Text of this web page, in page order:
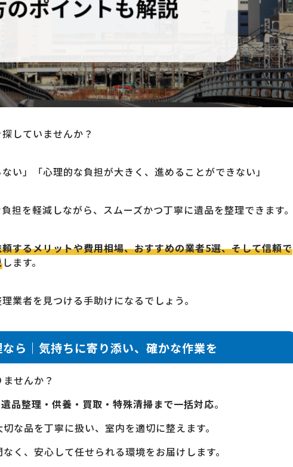
していませんか？
い」「心理的な負担が大きく、進めることができない」
担を軽減しながら、スムーズかつ丁寧に遺品を整理できます。
するメリットや費用相場、おすすめの業者5選、そして信頼で
します。
業者を見つける手助けになるでしょう。
ら｜気持ちに寄り添い、確かな作業を
せんか？
品整理・供養・買取・特殊清掃まで一括対応。
な品を丁寧に扱い、室内を適切に整えます。
く、安心して任せられる環境をお届けします。